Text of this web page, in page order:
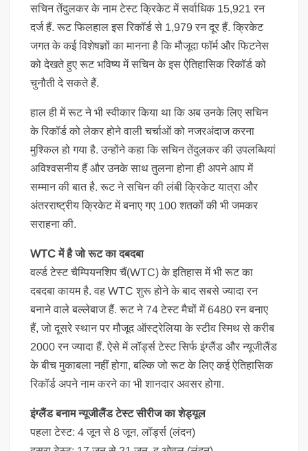
सचिन तेंदुलकर के नाम टेस्ट क्रिकेट में सर्वाधिक 15,921 रन
दर्ज हैं. रूट फिलहाल इस रिकॉर्ड से 1,979 रन दूर हैं. क्रिकेट
जगत के कई विशेषज्ञों का मानना है कि मौजूदा फॉर्म और फिटनेस
को देखते हुए रूट भविष्य में सचिन के इस ऐतिहासिक रिकॉर्ड को
चुनौती दे सकते हैं.
हाल ही में रूट ने भी स्वीकार किया था कि अब उनके लिए सचिन
के रिकॉर्ड को लेकर होने वाली चर्चाओं को नजरअंदाज करना
मुश्किल हो गया है. उन्होंने कहा कि सचिन तेंदुलकर की उपलब्धियां
अविश्वसनीय हैं और उनके साथ तुलना होना ही अपने आप में
सम्मान की बात है. रूट ने सचिन की लंबी क्रिकेट यात्रा और
अंतरराष्ट्रीय क्रिकेट में बनाए गए 100 शतकों की भी जमकर
सराहना की.
WTC में है जो रूट का दबदबा
वर्ल्ड टेस्ट चैम्प‍ियनश‍िप चैं(WTC) के इतिहास में भी रूट का
दबदबा कायम है. वह WTC शुरू होने के बाद सबसे ज्यादा रन
बनाने वाले बल्लेबाज हैं. रूट ने 74 टेस्ट मैचों में 6480 रन बनाए
हैं, जो दूसरे स्थान पर मौजूद ऑस्ट्रेलिया के स्टीव स्मिथ से करीब
2000 रन ज्यादा हैं. ऐसे में लॉर्ड्स टेस्ट सिर्फ इंग्लैंड और न्यूजीलैंड
के बीच मुकाबला नहीं होगा, बल्कि जो रूट के लिए कई ऐतिहासिक
रिकॉर्ड अपने नाम करने का भी शानदार अवसर होगा.
इंग्लैंड बनाम न्यूजीलैंड टेस्ट सीरीज का शेड्यूल
पहला टेस्ट: 4 जून से 8 जून, लॉर्ड्स (लंदन)